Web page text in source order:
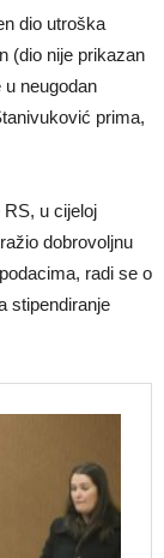
dio utroška
(dio nije prikazan
u neugodan
prima,
u cijeloj
dobrovoljnu
radi se o
stipendiranje